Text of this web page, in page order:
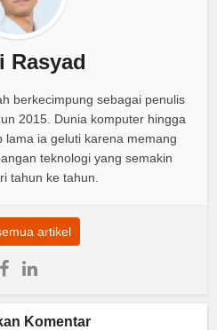
Rasyad
berkecimpung sebagai penulis
2015. Dunia komputer hingga
lama ia geluti karena memang
teknologi yang semakin
tahun ke tahun.
artikel
Komentar